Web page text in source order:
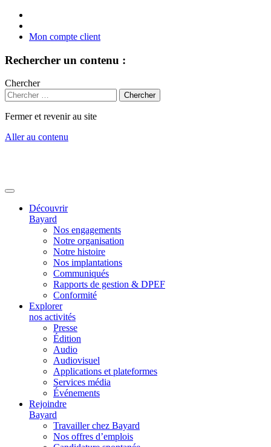
Mon compte client
Rechercher un contenu :
Chercher
Fermer et revenir au site
Aller au contenu
Découvrir
Bayard
Nos engagements
Notre organisation
Notre histoire
Nos implantations
Communiqués
Rapports de gestion & DPEF
Conformité
Explorer
nos activités
Presse
Édition
Audio
Audiovisuel
Applications et plateformes
Services média
Événements
Rejoindre
Bayard
Travailler chez Bayard
Nos offres d’emplois